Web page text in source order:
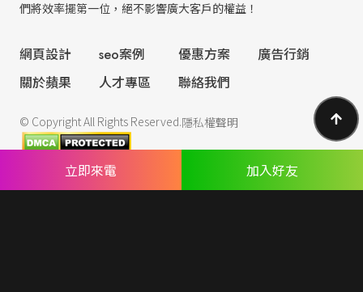
們將效率擺第一位，絕不影響廣大客戶的權益！
網頁設計 seo案例 優惠方案
廣告行銷
關於蘋果
人才專區 聯絡我們
© Copyright All Rights Reserved.隱私權聲明
立即來電 加入好友